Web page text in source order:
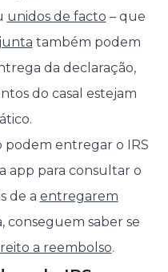
unidos de facto – que
também podem
da declaração,
do casal estejam
podem entregar o IRS
app para consultar o
de a entregarem
conseguem saber se
a reembolso.